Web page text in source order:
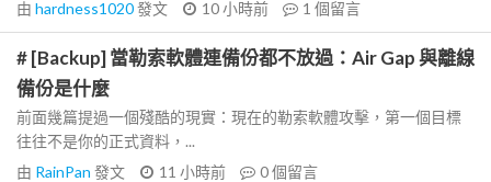
由 hardness1020發文 10 小時前 1 個留言
# [Backup] 當勒索軟體連備份都不放過：Air Gap 與離線
備份是什麼
前面幾篇提過一個殘酷的現實：現在的勒索軟體攻擊，第一個目標
往往不是你的正式資料，...
由 RainPan 發文 11 小時前 0個留言